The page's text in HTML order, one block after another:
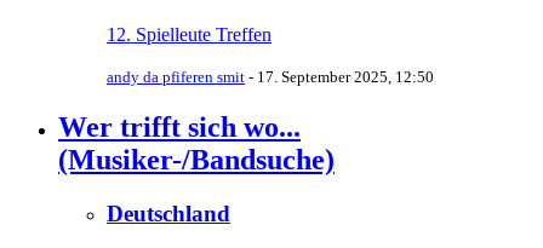
12. Spielleute Treffen
andy da pfiferen smit - 17. September 2025, 12:50
Wer trifft sich wo...
(Musiker-/Bandsuche)
Deutschland